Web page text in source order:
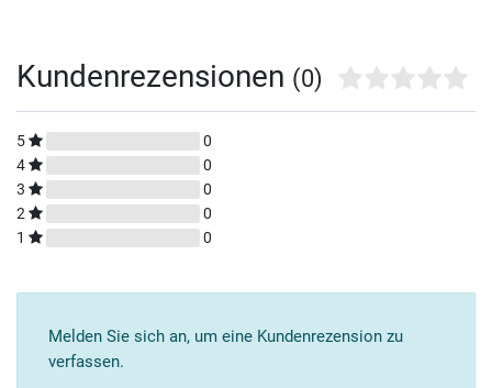
Kundenrezensionen (0)
5
0
4
0
3
0
2
0
1
0
Melden Sie sich an, um eine Kundenrezension zu
verfassen.